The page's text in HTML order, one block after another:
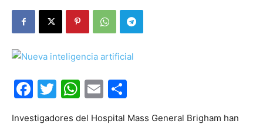
Facebook
Twitter
WhatsApp
Email
Investigadores del Hospital Mass General Brigham han